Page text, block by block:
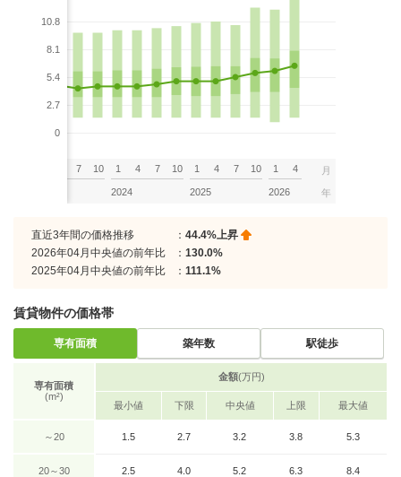
10.8
8.1
5.4
2.7
0
7 10 1 4 7 10
2024
1 4 7 10
2025
1 4
2026
月
年
直近3年間の価格推移 ： 44.4%上昇
2026年04月中央値の前年比
： 130.0%
2025年04月中央値の前年比
： 111.1%
賃貸物件の価格帯
専有面積 築年数 駅徒歩
専有面積
(m²)
金額(万円)
最小値 下限 中央値 上限 最大値
～20 1.5 2.7 3.2 3.8 5.3
20～30 2.5 4.0 5.2 6.3 8.4